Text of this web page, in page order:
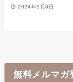
2024年5月8日
無料メルマガ